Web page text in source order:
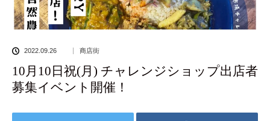
2022.09.26 商店街
10月10日祝(月) チャレンジショップ出店者
募集イベント開催！